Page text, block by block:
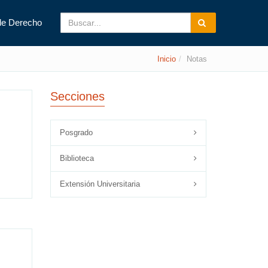
Derecho
Inicio Notas
Secciones
Posgrado
Biblioteca
Extensión Universitaria